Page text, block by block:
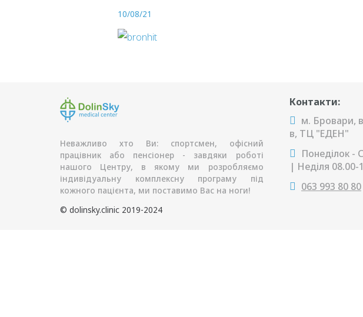
10/08/21
Неважливо хто Ви: спортсмен, офісний
працівник або пенсіонер - завдяки роботі
нашого Центру, в якому ми розробляємо
індивідуальну комплексну програму під
кожного пацієнта, ми поставимо Вас на ноги!
© dolinsky.clinic 2019-2024
Контакти:
м. Бровари,
в, ТЦ "ЕДЕН"
Понеділок -
| Неділя 08.00-
063 993 80 80